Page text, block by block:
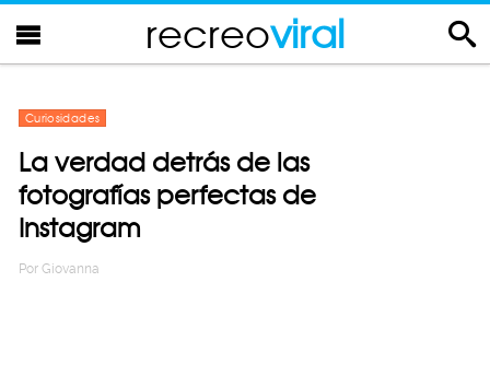
recreoviral
Curiosidades
La verdad detrás de las
fotografías perfectas de
Instagram
Por Giovanna